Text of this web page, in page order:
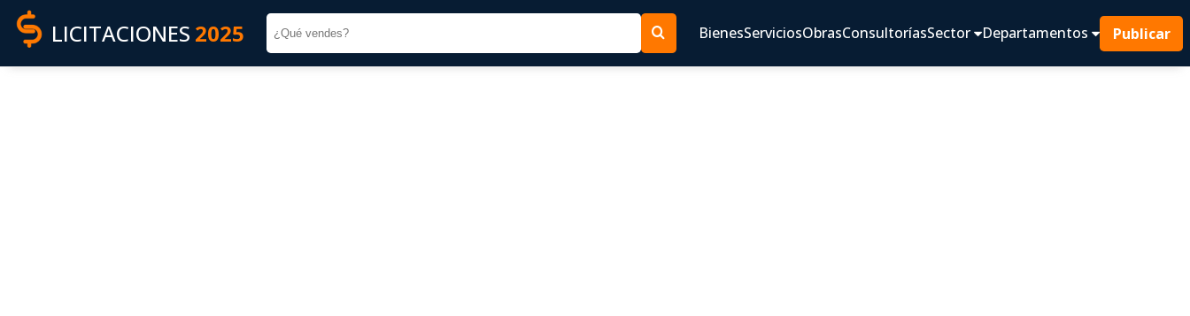
LICITACIONES 2025 BienesServiciosObrasConsultoríasSector Departamentos Publicar